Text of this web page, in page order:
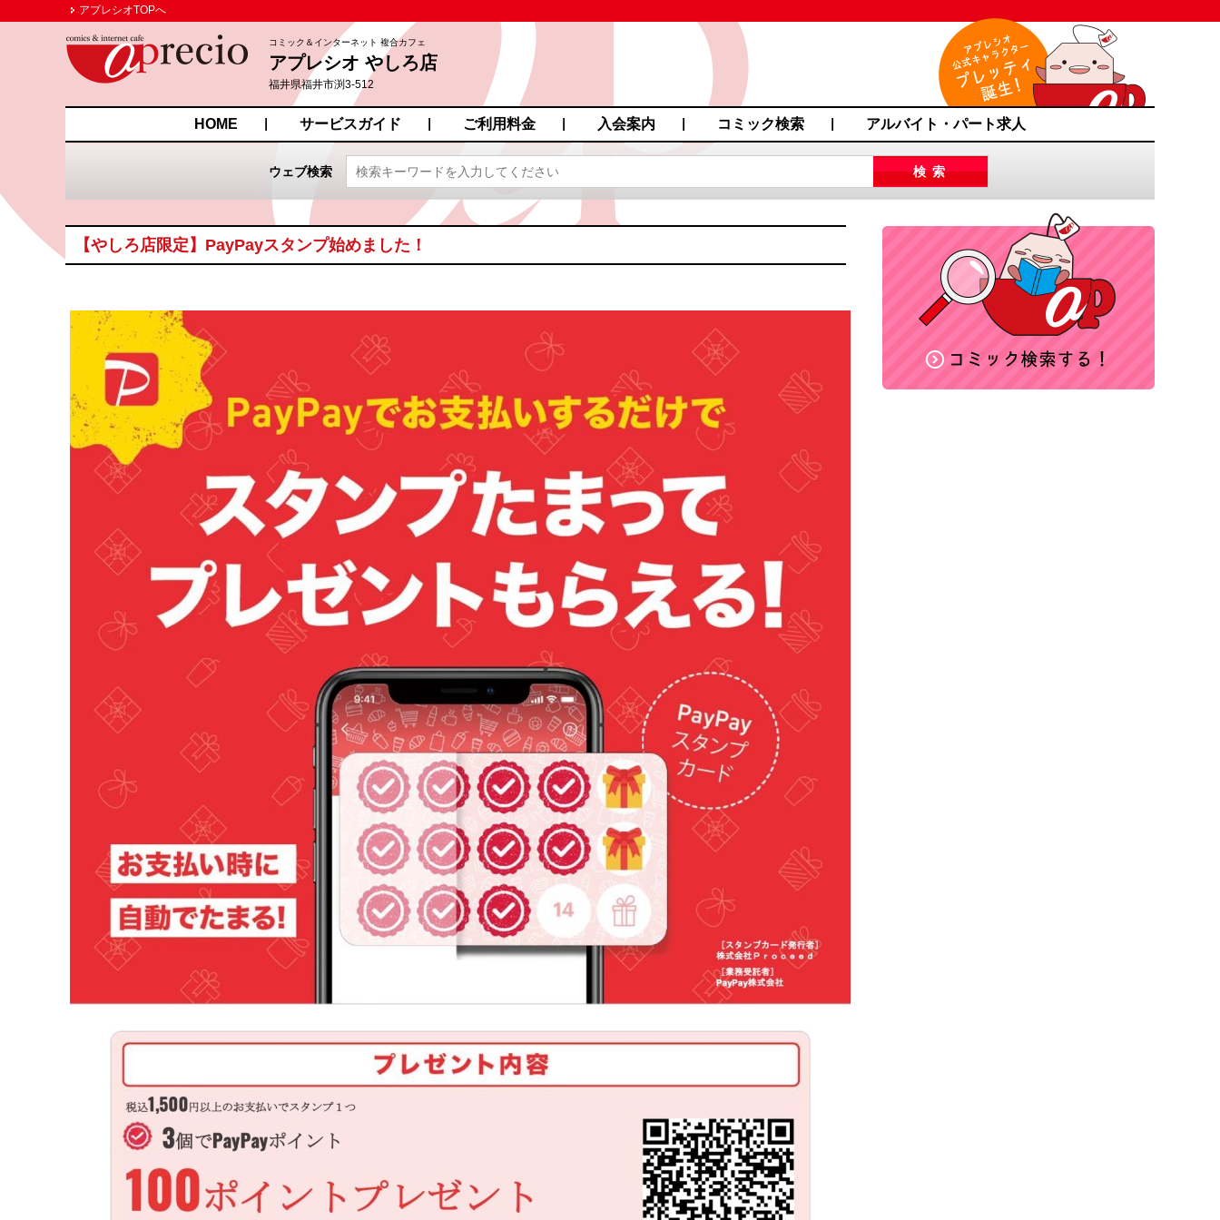
アプレシオTOPへ
コミック＆インターネット 複合カフェ
アプレシオ やしろ店
福井県福井市渕3-512
HOME サービスガイド ご利用料金 入会案内 コミック検索 アルバイト・パート求人
ウェブ検索
【やしろ店限定】PayPayスタンプ始めました！